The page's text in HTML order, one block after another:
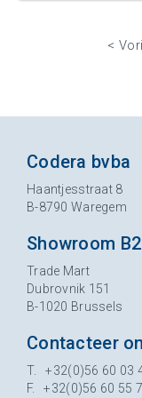
<
Codera bvba
Haantjesstraat 8
B-8790 Waregem
Showroom
Trade Mart
Dubrovnik 151
B-1020 Brussels
Contacteer
T. +32(0)56 60 03
F. +32(0)56 60 55